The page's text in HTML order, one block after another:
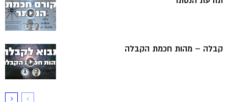
קבלה – מהות חכמת הקבלה